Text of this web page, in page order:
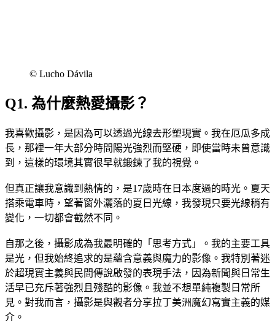
©︎ Lucho Dávila
Q1. 為什麼熱愛攝影？
我喜歡攝影，是因為可以透過光線去形塑現實。我在厄瓜多成
長，那裡一年大部分時間陽光強烈而堅硬，即使當時未曾意識
到，這樣的環境其實很早就鍛鍊了我的視覺。
但真正讓我意識到熱情的，是17歲時在日本度過的時光。夏天
搭乘電車時，望著窗外灑落的夏日光線，我發現只要光線稍有
變化，一切都會截然不同。
自那之後，攝影成為我最明確的「思考方式」。我的主要工具
是光，但我始終追求的是蘊含意義與魔力的影像。我特別著迷
於超現實主義與民間傳說啟發的表現手法，因為新聞與日常生
活早已充斥著強烈且殘酷的影像。我並不想單純複製日常所
見。對我而言，攝影是與觀者分享拉丁美洲魔幻寫實主義的媒
介。